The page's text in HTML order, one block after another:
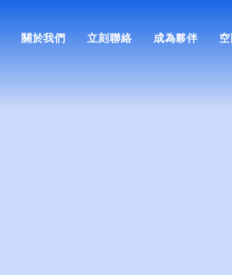
關於我們 立刻聯絡 成為夥伴